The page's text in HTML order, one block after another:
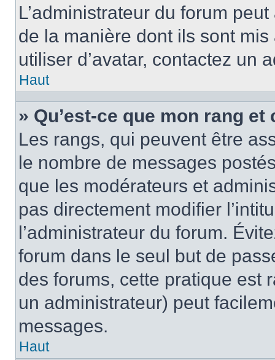
L’administrateur du forum
de la manière dont ils sont
utiliser d’avatar, contactez un
Haut
» Qu’est-ce que mon rang
Les rangs, qui peuvent être
le nombre de messages
que les modérateurs et
pas directement modifier
l’administrateur du forum.
forum dans le seul but de
des forums, cette pratique est
un administrateur) peut
messages.
Haut